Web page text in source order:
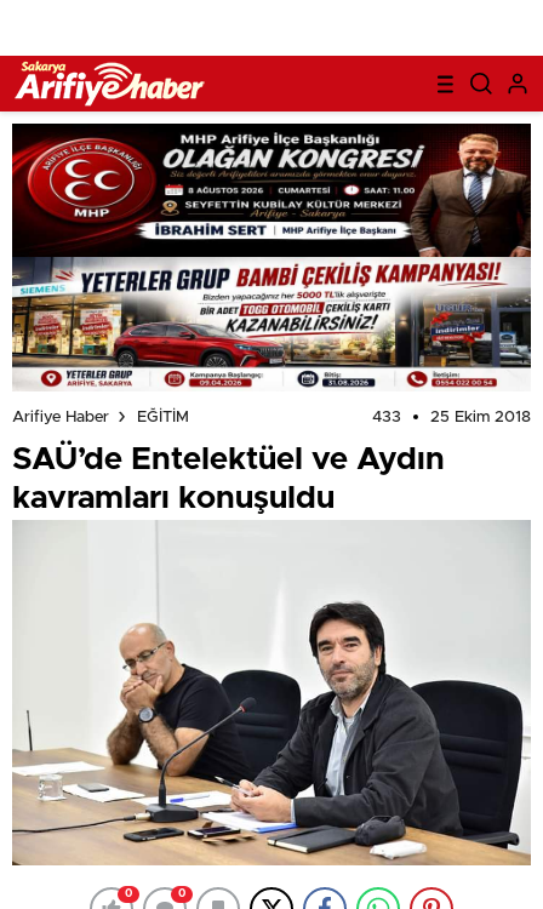
Arifiye Haber EĞİTİM 433 25 Ekim 2018
SAÜ’de Entelektüel ve Aydın
kavramları konuşuldu
0 0